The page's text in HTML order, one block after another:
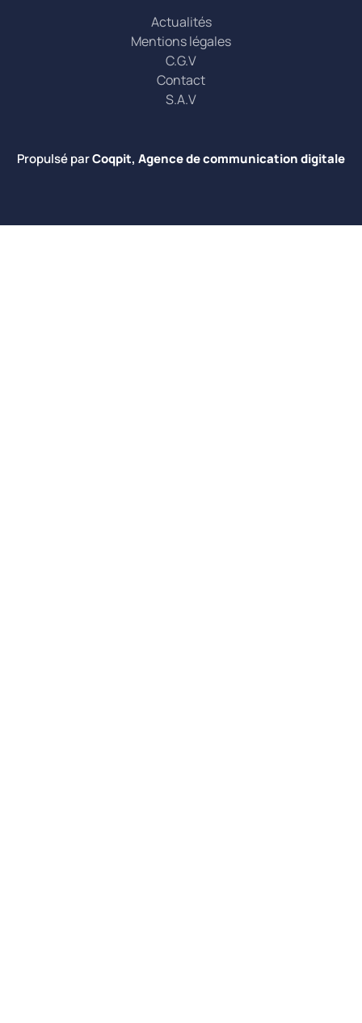
Actualités
Mentions légales
C.G.V
Contact
S.A.V
Propulsé parCoqpit, Agence de communication digitale